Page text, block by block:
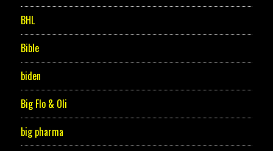
BHL
Bible
biden
Big Flo & Oli
big pharma